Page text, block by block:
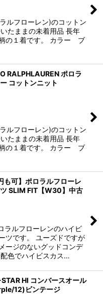
ルフローレン)のコットン
たままの未着用品 長年
の１着です。 カラー ブ
RALPHLAUREN ポロラ
コットンニット
ルフローレン)のコットン
たままの未着用品 長年
の１着です。 カラー ブ
も可】ポロラルフローレ
SLIM FIT【W30】中古
ルフローレンのハイビ
ツです。 ユーズドですが
ージのないグッドコンデ
色でハイビスカス…
HI コンバースオール
12)ビンテージ